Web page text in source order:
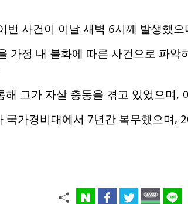
번 사건이 이날 새벽 6시께 발생했
가정 내 불화에 따른 사건으로 파
그가 자살 충동을 겪고 있었으며,
가경비대에서 7년간 복무했으며,